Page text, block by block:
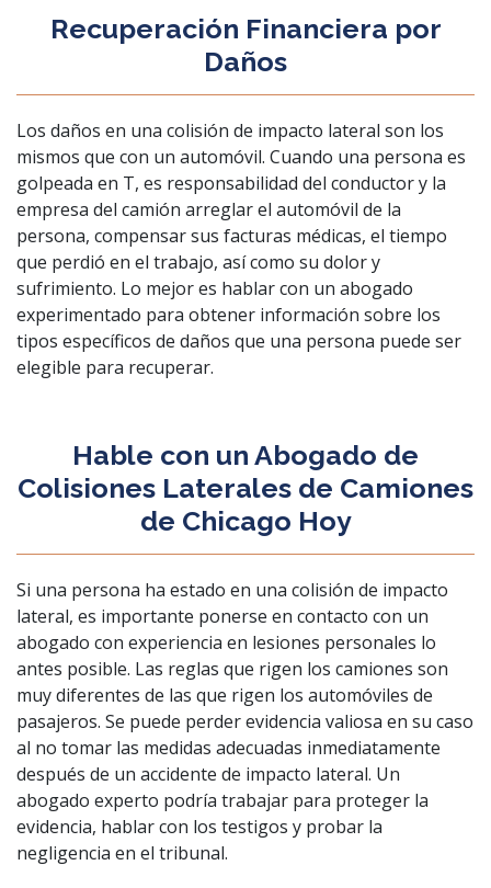
Recuperación Financiera por
Daños
Los daños en una colisión de impacto lateral son los
mismos que con un automóvil. Cuando una persona es
golpeada en T, es responsabilidad del conductor y la
empresa del camión arreglar el automóvil de la
persona, compensar sus facturas médicas, el tiempo
que perdió en el trabajo, así como su dolor y
sufrimiento. Lo mejor es hablar con un abogado
experimentado para obtener información sobre los
tipos específicos de daños que una persona puede ser
elegible para recuperar.
Hable con un Abogado de
Colisiones Laterales de Camiones
de Chicago Hoy
Si una persona ha estado en una colisión de impacto
lateral, es importante ponerse en contacto con un
abogado con experiencia en lesiones personales lo
antes posible. Las reglas que rigen los camiones son
muy diferentes de las que rigen los automóviles de
pasajeros. Se puede perder evidencia valiosa en su caso
al no tomar las medidas adecuadas inmediatamente
después de un accidente de impacto lateral. Un
abogado experto podría trabajar para proteger la
evidencia, hablar con los testigos y probar la
negligencia en el tribunal.